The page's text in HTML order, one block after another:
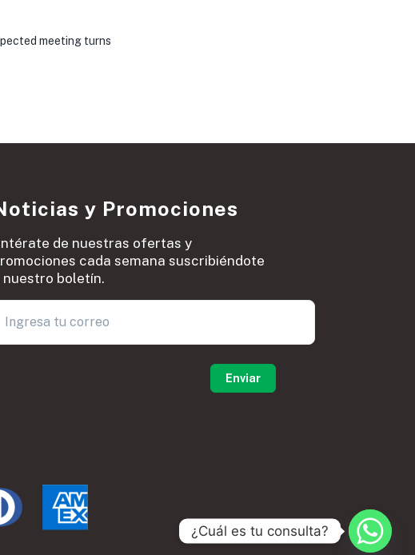
meeting turns
y Promociones
de nuestras ofertas y
cada semana suscribiéndote
nuestro boletín.
¿Cuál es tu consulta?